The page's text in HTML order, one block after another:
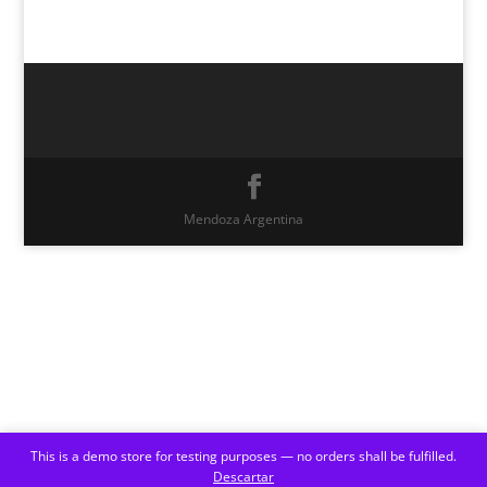
Mendoza Argentina
This is a demo store for testing purposes — no orders shall be fulfilled.
Descartar